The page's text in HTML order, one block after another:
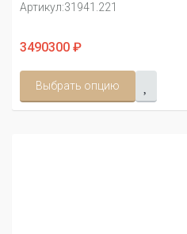
Артикул:31941.221
3490300 ₽
Выбрать опцию